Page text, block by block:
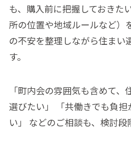
も、購入前に把握しておきた
所の位置や地域ルールなど）
の不安を整理しながら住まい
す。
「町内会の雰囲気も含めて、
選びたい」 「共働きでも負
い」 などのご相談も、検討段